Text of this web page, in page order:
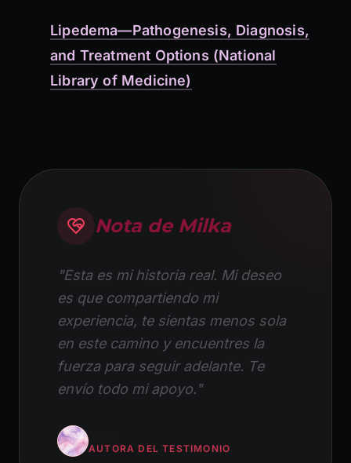
Lipedema—Pathogenesis, Diagnosis,
and Treatment Options (National
Library of Medicine)
Nota de Milka
"Esta es mi historia real. Mi deseo
es que compartiendo mi
experiencia, te sientas menos sola
en este camino y encuentres la
fuerza para seguir adelante. Te
envío todo mi apoyo."
AUTORA DEL TESTIMONIO